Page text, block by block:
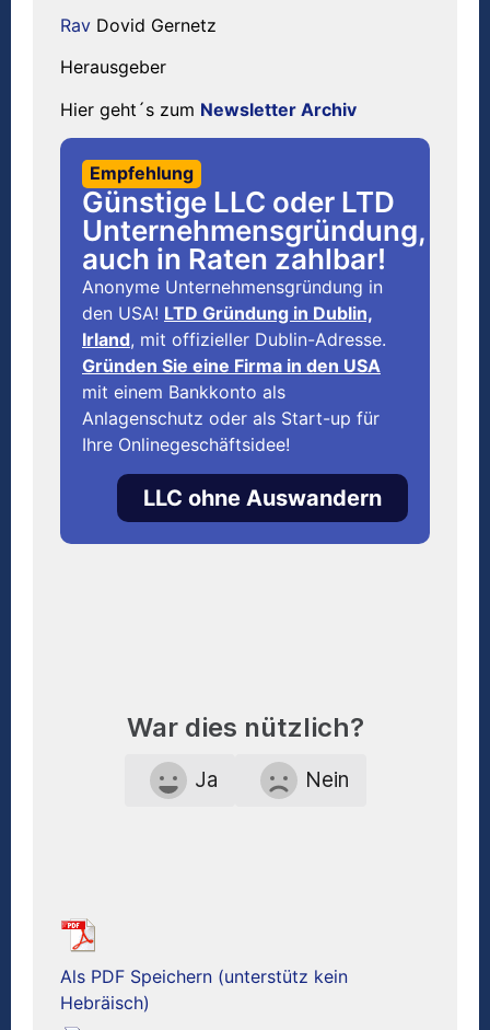
Rav Dovid Gernetz
Herausgeber
Hier geht´s zum Newsletter Archiv
Empfehlung
Günstige LLC oder LTD
Unternehmensgründung,
auch in Raten zahlbar!
Anonyme Unternehmensgründung in
den USA! LTD Gründung in Dublin,
Irland, mit offizieller Dublin-Adresse.
Gründen Sie eine Firma in den USA
mit einem Bankkonto als
Anlagenschutz oder als Start-up für
Ihre Onlinegeschäftsidee!
LLC ohne Auswandern
War dies nützlich?
Ja Nein
Als PDF Speichern (unterstütz kein
Hebräisch)